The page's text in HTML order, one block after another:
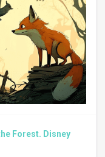
Forest. Disney